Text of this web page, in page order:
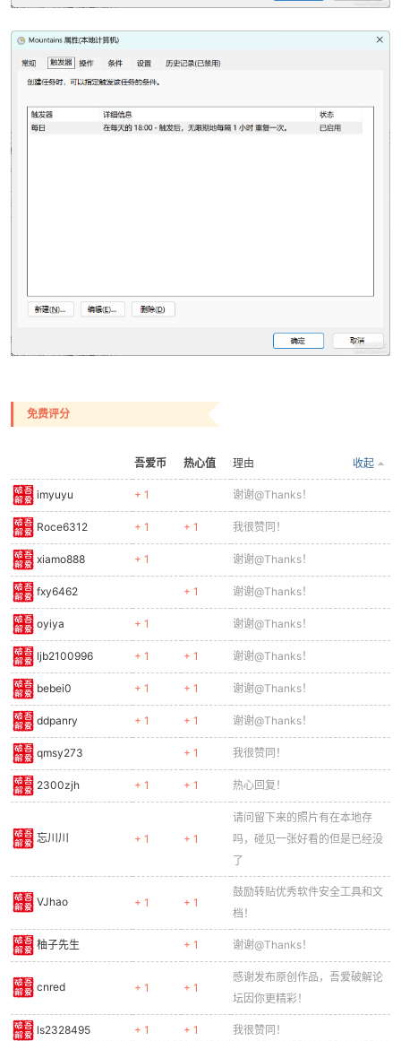
免费评分
吾爱币 热心值 收起
理由
imyuyu + 1 谢谢@Thanks！
Roce6312 + 1 + 1 我很赞同！
xiamo888 + 1 谢谢@Thanks！
fxy6462 + 1 谢谢@Thanks！
oyiya + 1 谢谢@Thanks！
ljb2100996 + 1 + 1 谢谢@Thanks！
bebei0 + 1 + 1 谢谢@Thanks！
ddpanry + 1 + 1 谢谢@Thanks！
qmsy273 + 1 我很赞同！
2300zjh + 1 + 1 热心回复！
忘川川 + 1 + 1
请问留下来的照片有在本地存
吗，碰见一张好看的但是已经没
了
VJhao + 1 + 1
鼓励转贴优秀软件安全工具和文
档！
柚子先生 + 1 谢谢@Thanks！
cnred + 1 + 1
感谢发布原创作品，吾爱破解论
坛因你更精彩！
ls2328495 + 1 + 1 我很赞同！